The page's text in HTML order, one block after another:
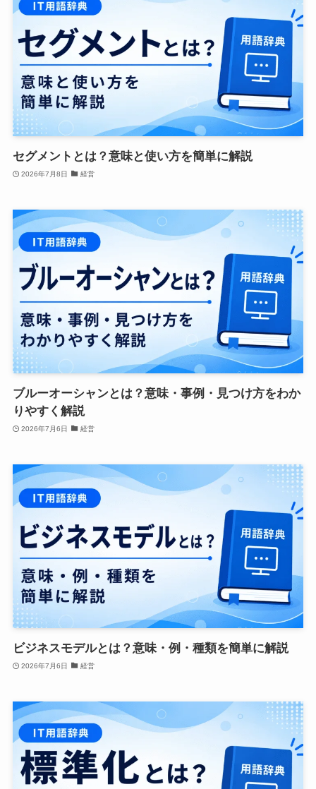
セグメントとは？意味と使い方を簡単に解説
2026年7月8日 経営
ブルーオーシャンとは？意味・事例・見つけ方をわか
りやすく解説
2026年7月6日 経営
ビジネスモデルとは？意味・例・種類を簡単に解説
2026年7月6日 経営